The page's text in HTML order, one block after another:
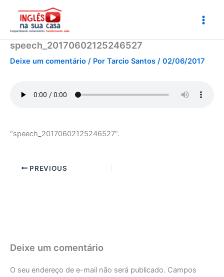
conteúdo
speech_20170602125246527
Deixe um comentário / Por Tarcio Santos / 02/06/2017
“speech_20170602125246527”.
PREVIOUS
Deixe um comentário
O seu endereço de e-mail não será publicado. Campos